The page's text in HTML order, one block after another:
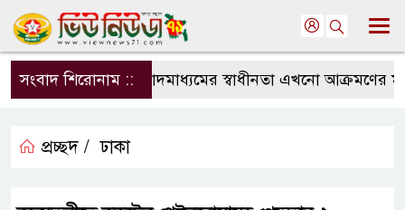
সংবাদ শিরোনাম ::সংবাদমাধ্যমের স্বাধীনতা এখনো আক্রমণের
প্রচ্ছদ / ঢাকা